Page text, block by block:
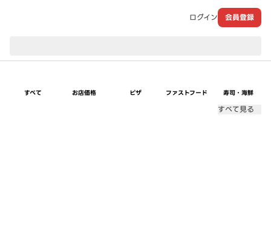
ログイン 会員登録
すべて お店価格 ピザ ファストフード 寿司・海鮮
すべて見る